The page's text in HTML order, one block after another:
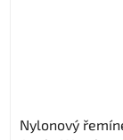
Nylonový